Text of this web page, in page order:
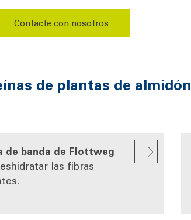
Contacte con nosotros
de plantas de almidón
de banda de Flottweg
las fibras